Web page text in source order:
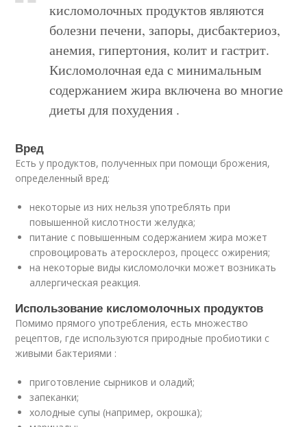
кисломолочных продуктов являются
болезни печени, запоры, дисбактериоз,
анемия, гипертония, колит и гастрит.
Кисломолочная еда с минимальным
содержанием жира включена во многие
диеты для похудения .
Вред
Есть у продуктов, полученных при помощи брожения,
определенный вред:
некоторые из них нельзя употреблять при
повышенной кислотности желудка;
питание с повышенным содержанием жира может
спровоцировать атеросклероз, процесс ожирения;
на некоторые виды кисломолочки может возникать
аллергическая реакция.
Использование кисломолочных продуктов
Помимо прямого употребления, есть множество
рецептов, где используются природные пробиотики с
живыми бактериями :
приготовление сырников и оладий;
запеканки;
холодные супы (например, окрошка);